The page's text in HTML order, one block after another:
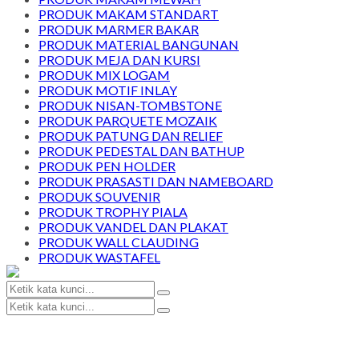
PRODUK MAKAM STANDART
PRODUK MARMER BAKAR
PRODUK MATERIAL BANGUNAN
PRODUK MEJA DAN KURSI
PRODUK MIX LOGAM
PRODUK MOTIF INLAY
PRODUK NISAN-TOMBSTONE
PRODUK PARQUETE MOZAIK
PRODUK PATUNG DAN RELIEF
PRODUK PEDESTAL DAN BATHUP
PRODUK PEN HOLDER
PRODUK PRASASTI DAN NAMEBOARD
PRODUK SOUVENIR
PRODUK TROPHY PIALA
PRODUK VANDEL DAN PLAKAT
PRODUK WALL CLAUDING
PRODUK WASTAFEL